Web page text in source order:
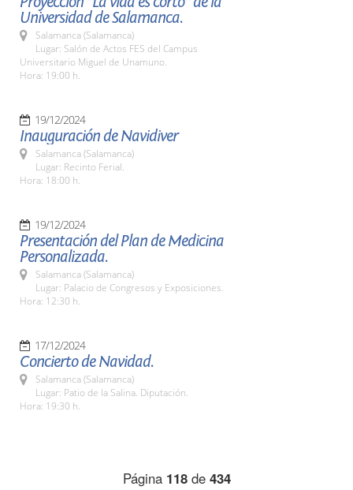
Universidad de Salamanca.
Salamanca (Salamanca)
Lugar: Salón de Actos FES del Campus
Universitario Miguel de Unamuno.
Hora: 19:00 h.
19/12/2024
Inauguración de Navidiver
Salamanca (Salamanca)
Lugar: Recinto Ferial.
Hora: 18:00 h.
19/12/2024
Presentación del Plan de Medicina
Personalizada.
Salamanca (Salamanca)
Lugar: Palacio de Congresos y Exposiciones.
Hora: 12:30 h.
17/12/2024
Concierto de Navidad.
Salamanca (Salamanca)
Lugar: Patio de la Salina. Diputación.
Hora: 19:30 h.
Página 118de 434